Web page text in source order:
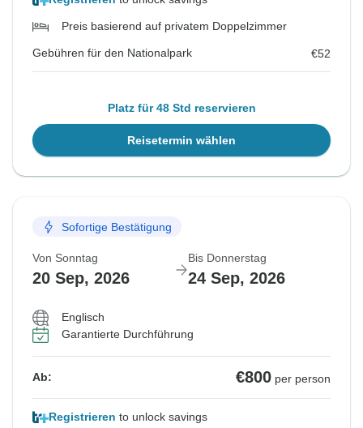
Preis basierend auf privatem Doppelzimmer
Gebühren für den Nationalpark €52
Platz für 48 Std reservieren
Reisetermin wählen
Sofortige Bestätigung
Von Sonntag
20 Sep, 2026
Bis Donnerstag
24 Sep, 2026
Englisch
Garantierte Durchführung
Ab: €800 per person
Registrieren to unlock savings